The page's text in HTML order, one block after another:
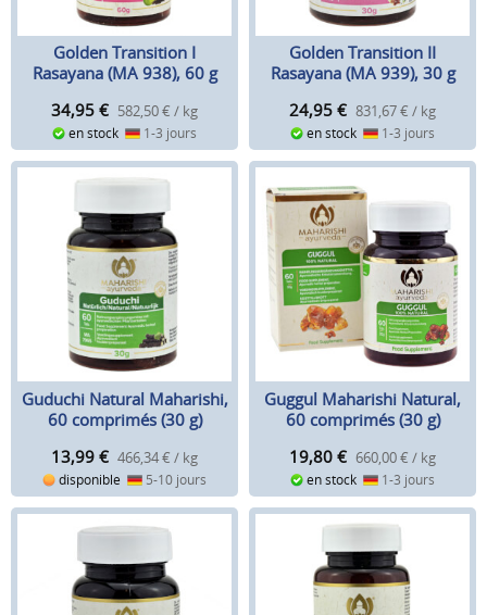
Golden Transition I
Rasayana (MA 938), 60 g
34,95 € 582,50 € / kg
en stock 1-3 jours
Golden Transition II
Rasayana (MA 939), 30 g
24,95 € 831,67 € / kg
en stock 1-3 jours
Guduchi Natural Maharishi,
60 comprimés (30 g)
13,99 € 466,34 € / kg
disponible 5-10 jours
Guggul Maharishi Natural,
60 comprimés (30 g)
19,80 € 660,00 € / kg
en stock 1-3 jours